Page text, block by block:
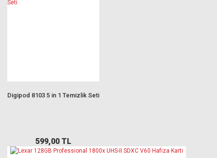
Digipod 8103 5 in 1 Temizlik Seti
599,00 TL